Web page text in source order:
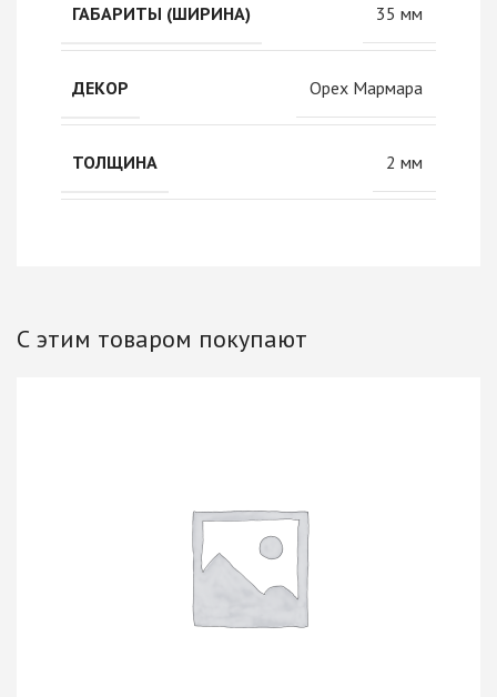
ГАБАРИТЫ (ШИРИНА) 35 мм
ДЕКОР Орех Мармара
ТОЛЩИНА 2 мм
С этим товаром покупают